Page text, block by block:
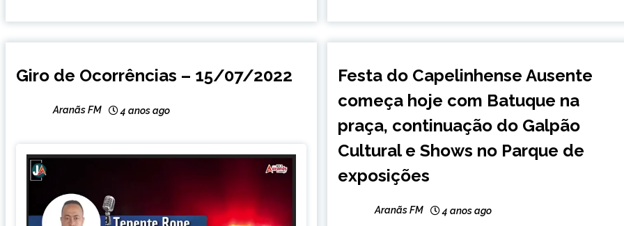
NOTÍCIAS
Giro de Ocorrências – 15/07/2022
Aranãs FM 4 anos ago
NOTÍCIAS
Festa do Capelinhense Ausente
começa hoje com Batuque na
praça, continuação do Galpão
Cultural e Shows no Parque de
exposições
Aranãs FM 4 anos ago